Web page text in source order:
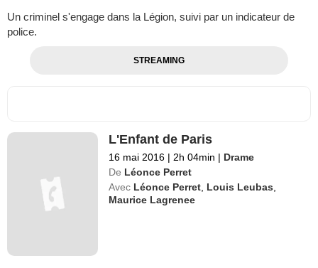
Un criminel s'engage dans la Légion, suivi par un indicateur de
police.
STREAMING
L'Enfant de Paris
16 mai 2016 | 2h 04min | Drame
De Léonce Perret
Avec Léonce Perret Louis Leubas
Maurice Lagrenee